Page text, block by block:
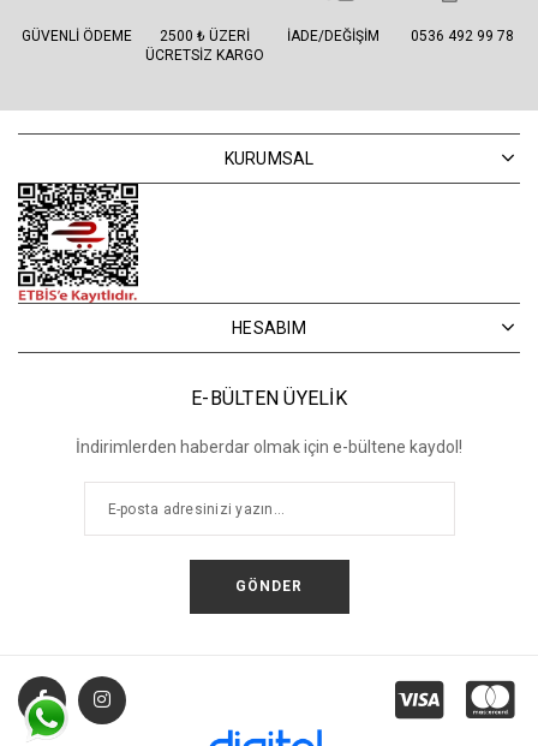
GÜVENLI ÖDEME
2500 ₺ ÜZERI
ÜCRETSIZ KARGO
İADE/DEĞIŞIM 0536 492 99 78
KURUMSAL
HESABIM
E-BÜLTEN ÜYELİK
İndirimlerden haberdar olmak için e-bültene kaydol!
GÖNDER